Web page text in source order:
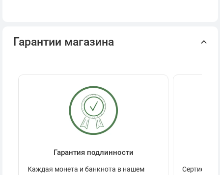
Гарантии магазина
Гарантия подлинности
Каждая монета и банкнота в нашем